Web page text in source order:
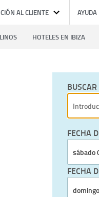
AL CLIENTE AYUDA
HOTELES EN IBIZA
FECHA
FECHA